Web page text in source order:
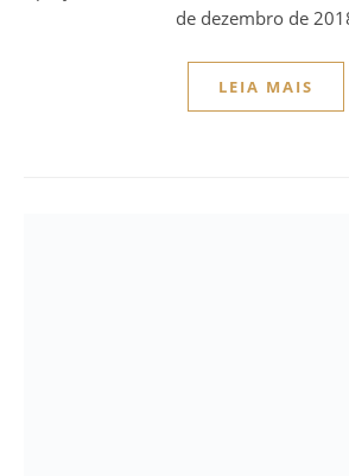
de dezembro de
LEIA MAIS